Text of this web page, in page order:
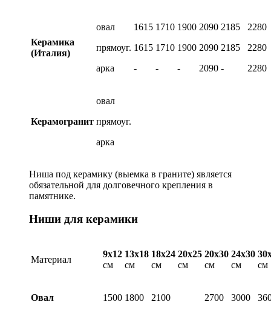
Керамика
(Италия)
овал
прямоуг.
арка
1615
1615
-
1710
1710
-
1900
1900
-
2090
2090
2090
2185
2185
-
2280
2280
2280
Керамогранит
овал
прямоуг.
арка
Ниша под керамику (выемка в граните) является
обязательной для долговечного крепления в
памятнике.
Ниши для керамики
Материал
9х12
см
13х18
см
18х24
см
20х25
см
20х30
см
24х30
см
см
Овал 1500 1800 2100 2700 3000